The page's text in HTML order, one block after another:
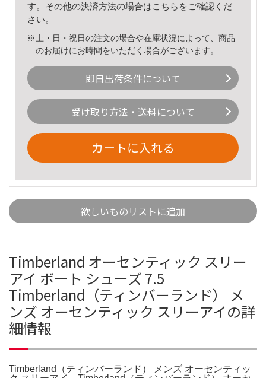
す。その他の決済方法の場合はこちら をご確認くだ
さい。
※土・日・祝日の注文の場合や在庫状況によって、商品
のお届けにお時間をいただく場合がございます。
即日出荷条件について
受け取り方法・送料について
カートに入れる
欲しいものリストに追加
Timberland オーセンティック スリー
アイ ボート シューズ 7.5
Timberland（ティンバーランド） メ
ンズ オーセンティック スリーアイの詳
細情報
Timberland（ティンバーランド） メンズ オーセンティッ